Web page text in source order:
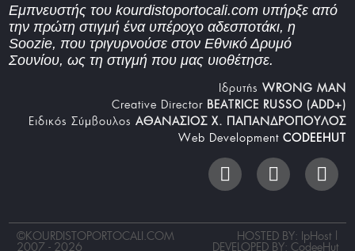
Εμπνευστής του kourdistoportocali.com υπήρξε από
την πρώτη στιγμή ένα υπέροχο αδεσποτάκι, η
Soozie, που τριγυρνούσε στον Εθνικό Δρυμό
Σουνίου, ως τη στιγμή που μας υιοθέτησε.
Iδρυτής WRONG MAN
Creative Director BEATRICE RUSSO (ADD+)
Ειδικός Σύμβουλος ΑΘΑΝΑΣΙΟΣ Χ. ΠΑΠΑΝΔΡΟΠΟΥΛΟΣ
Web Development CODEEHUT
©KOURDISTOPORTOCALI.COM
2007 - 2026
HOSTED BY: IpHost |
DEVELOPED BY: CodeeHut